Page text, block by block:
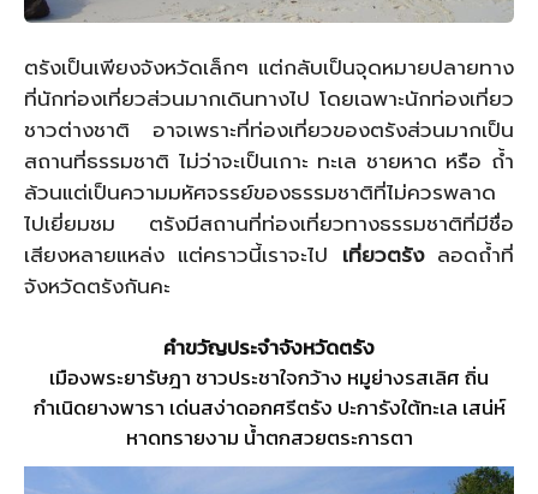
ตรังเป็นเพียงจังหวัดเล็กๆ แต่กลับเป็นจุดหมายปลายทาง
ที่นักท่องเที่ยวส่วนมากเดินทางไป โดยเฉพาะนักท่องเที่ยว
ชาวต่างชาติ อาจเพราะที่ท่องเที่ยวของตรังส่วนมากเป็น
สถานที่ธรรมชาติ ไม่ว่าจะเป็นเกาะ ทะเล ชายหาด หรือ ถ้ำ
ล้วนแต่เป็นความมหัศจรรย์ของธรรมชาติที่ไม่ควรพลาด
ไปเยี่ยมชม ตรังมีสถานที่ท่องเที่ยวทางธรรมชาติที่มีชื่อ
เสียงหลายแหล่ง แต่คราวนี้เราจะไป เที่ยวตรังลอดถ้ำที่
จังหวัดตรังกันคะ
คําขวัญประจําจังหวัดตรัง
เมืองพระยารัษฎา ชาวประชาใจกว้าง หมูย่างรสเลิศ ถิ่น
กำเนิดยางพารา เด่นสง่าดอกศรีตรัง ปะการังใต้ทะเล เสน่ห์
หาดทรายงาม น้ำตกสวยตระการตา